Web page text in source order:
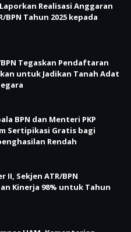
Realisasi Anggaran
BPN Tahun 2025 kepada
Tegaskan Pendaftaran
untuk Jadikan Tanah Adat
BPN dan Menteri PKP
Sertipikasi Gratis bagi
Rendah
II, Sekjen ATR/BPN
Kinerja 98% untuk Tahun